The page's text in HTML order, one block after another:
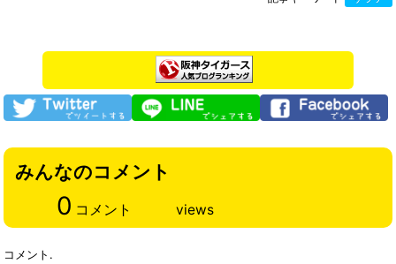
みんなのコメント
0 コメント views
コメント.